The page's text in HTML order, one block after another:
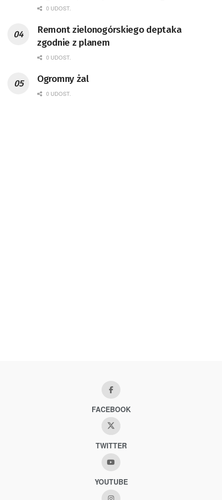
0 UDOST.
Remont zielonogórskiego deptaka
zgodnie z planem
0 UDOST.
Ogromny żal
0 UDOST.
FACEBOOK
TWITTER
YOUTUBE